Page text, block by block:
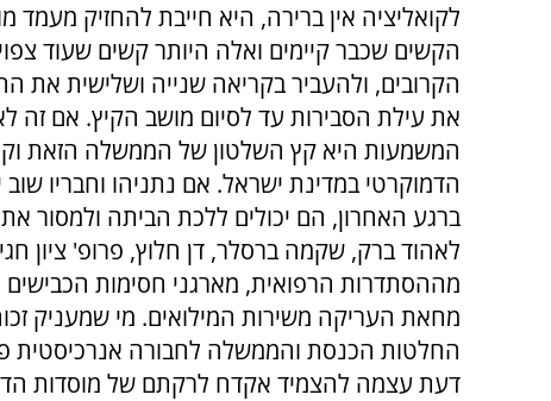
לקואליציה אין ברירה, היא חייבת להחזיק מעמד
הקשים שכבר קיימים ואלה היותר קשים שעוד
הקרובים, ולהעביר בקריאה שנייה ושלישית את
את עילת הסבירות עד לסיום מושב הקיץ. אם זה
המשמעות היא קץ השלטון של הממשלה הזאת
הדמוקרטי במדינת ישראל. אם נתניהו וחבריו שוב
ברגע האחרון, הם יכולים ללכת הביתה ולמסור
לאהוד ברק, שקמה ברסלר, דן חלוץ, פרופ' ציון חגי
מההסתדרות הרפואית, מארגני חסימות הכבישים
מחאת העריקה משירות המילואים. מי שמעניק
החלטות הכנסת והממשלה לחבורה
דעת עצמה להצמיד אקדח לרקתם של מוסדות